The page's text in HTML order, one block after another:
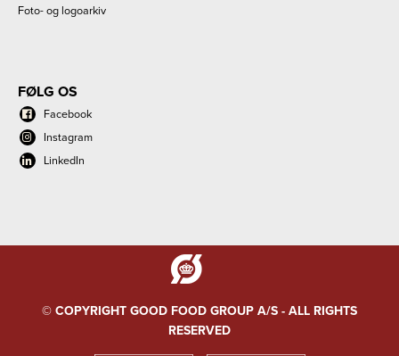
Foto- og logoarkiv
FØLG OS
Facebook
Instagram
LinkedIn
© COPYRIGHT GOOD FOOD GROUP A/S - ALL RIGHTS
RESERVED